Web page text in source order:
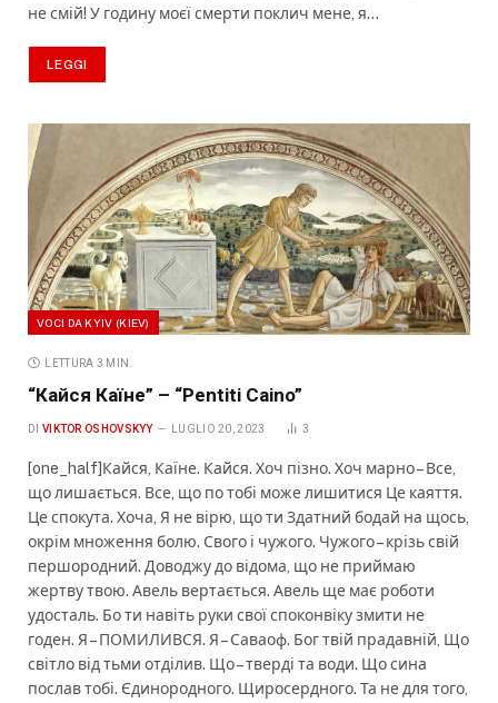
не смій! У годину моєї смерти поклич мене, я…
LEGGI
VOCI DA KYIV (KIEV)
LETTURA 3 MIN.
“Кайся Каїне” – “Pentiti Caino”
DI VIKTOR OSHOVSKYY LUGLIO 20, 2023 3
[one_half]Кайся, Каїне. Кайся. Хоч пізно. Хоч марно – Все,
що лишається. Все, що по тобі може лишитися Це каяття.
Це спокута. Хоча, Я не вірю, що ти Здатний бодай на щось,
окрім множення болю. Свого і чужого. Чужого – крізь свій
першородний. Доводжу до відома, що не приймаю
жертву твою. Авель вертається. Авель ще має роботи
удосталь. Бо ти навіть руки свої споконвіку змити не
годен. Я – ПОМИЛИВСЯ. Я – Саваоф. Бог твій прадавній, Що
світло від тьми отділив. Що – тверді та води. Що сина
послав тобі. Єдинородного. Щиросердного. Та не для того,